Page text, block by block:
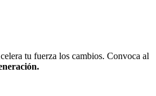
tu fuerza los cambios. Convoca al